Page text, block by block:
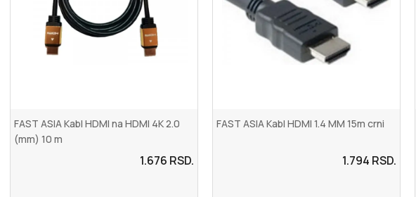
FAST ASIA Kabl HDMI na HDMI 4K 2.0
(mm) 10 m
1.676 RSD.
FAST ASIA Kabl HDMI 1.4 MM 15m crni
1.794 RSD.